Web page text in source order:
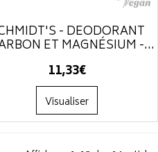
- DÉODORANT
ET MAGNÉSIUM -...
11,33€
Visualiser